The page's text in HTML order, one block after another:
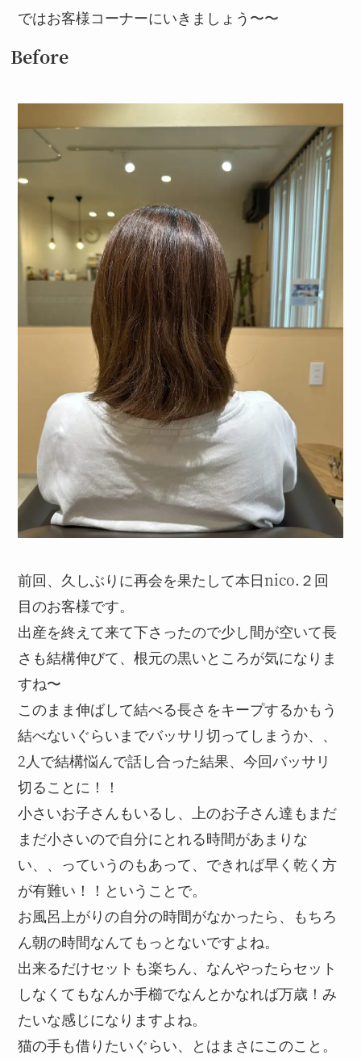
ではお客様コーナーにいきましょう〜〜
Before
前回、久しぶりに再会を果たして本日nico.２回
目のお客様です。
出産を終えて来て下さったので少し間が空いて長
さも結構伸びて、根元の黒いところが気になりま
すね〜
このまま伸ばして結べる長さをキープするかもう
結べないぐらいまでバッサリ切ってしまうか、、
2人で結構悩んで話し合った結果、今回バッサリ
切ることに！！
小さいお子さんもいるし、上のお子さん達もまだ
まだ小さいので自分にとれる時間があまりな
い、、っていうのもあって、できれば早く乾く方
が有難い！！ということで。
お風呂上がりの自分の時間がなかったら、もちろ
ん朝の時間なんてもっとないですよね。
出来るだけセットも楽ちん、なんやったらセット
しなくてもなんか手櫛でなんとかなれば万歳！み
たいな感じになりますよね。
猫の手も借りたいぐらい、とはまさにこのこと。